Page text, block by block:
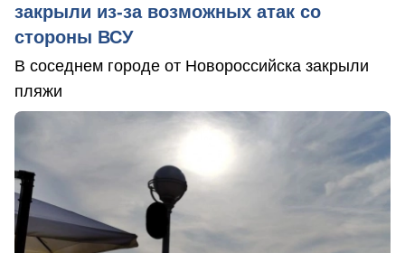
закрыли из-за возможных атак со
стороны ВСУ
В соседнем городе от Новороссийска закрыли
пляжи